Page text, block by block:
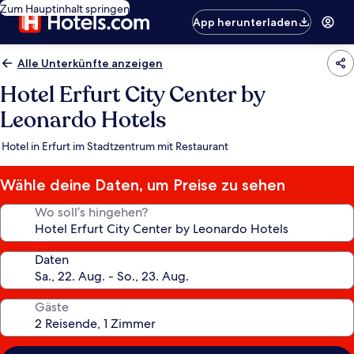
Zum Hauptinhalt springen
App herunterladen
Alle Unterkünfte anzeigen
Hotel Erfurt City Center by
Leonardo Hotels
Hotel in Erfurt im Stadtzentrum mit Restaurant
Wähle deine Daten, um Preise zu sehen
Wo soll’s hingehen?
Daten
Gäste